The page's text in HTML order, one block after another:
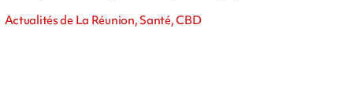
Actualités de La Réunion, Santé, CBD